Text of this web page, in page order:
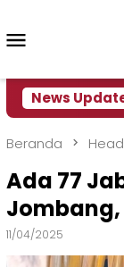
konten
News
World
Beranda
Ada 77
11/04/2025